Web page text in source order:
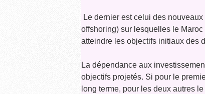
 Le dernier est celui des
offshoring) sur lesquelles le
atteindre les objectifs initiaux des
La dépendance aux
objectifs projetés. Si pour le
long terme, pour les deux autres